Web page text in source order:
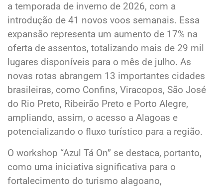
a temporada de inverno de 2026, com a
introdução de 41 novos voos semanais. Essa
expansão representa um aumento de 17% na
oferta de assentos, totalizando mais de 29 mil
lugares disponíveis para o mês de julho. As
novas rotas abrangem 13 importantes cidades
brasileiras, como Confins, Viracopos, São José
do Rio Preto, Ribeirão Preto e Porto Alegre,
ampliando, assim, o acesso a Alagoas e
potencializando o fluxo turístico para a região.
O workshop “Azul Tá On” se destaca, portanto,
como uma iniciativa significativa para o
fortalecimento do turismo alagoano,